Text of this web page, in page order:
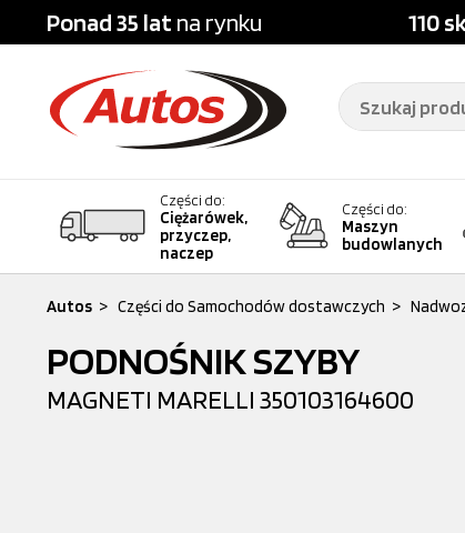
Ponad 35 lat na rynku 110
Części do:
Ciężarówek,
przyczep,
naczep
Części do:
Maszyn
budowlanych
Autos > Części do Samochodów dostawczych >
PODNOŚNIK SZYBY
MAGNETI MARELLI 350103164600